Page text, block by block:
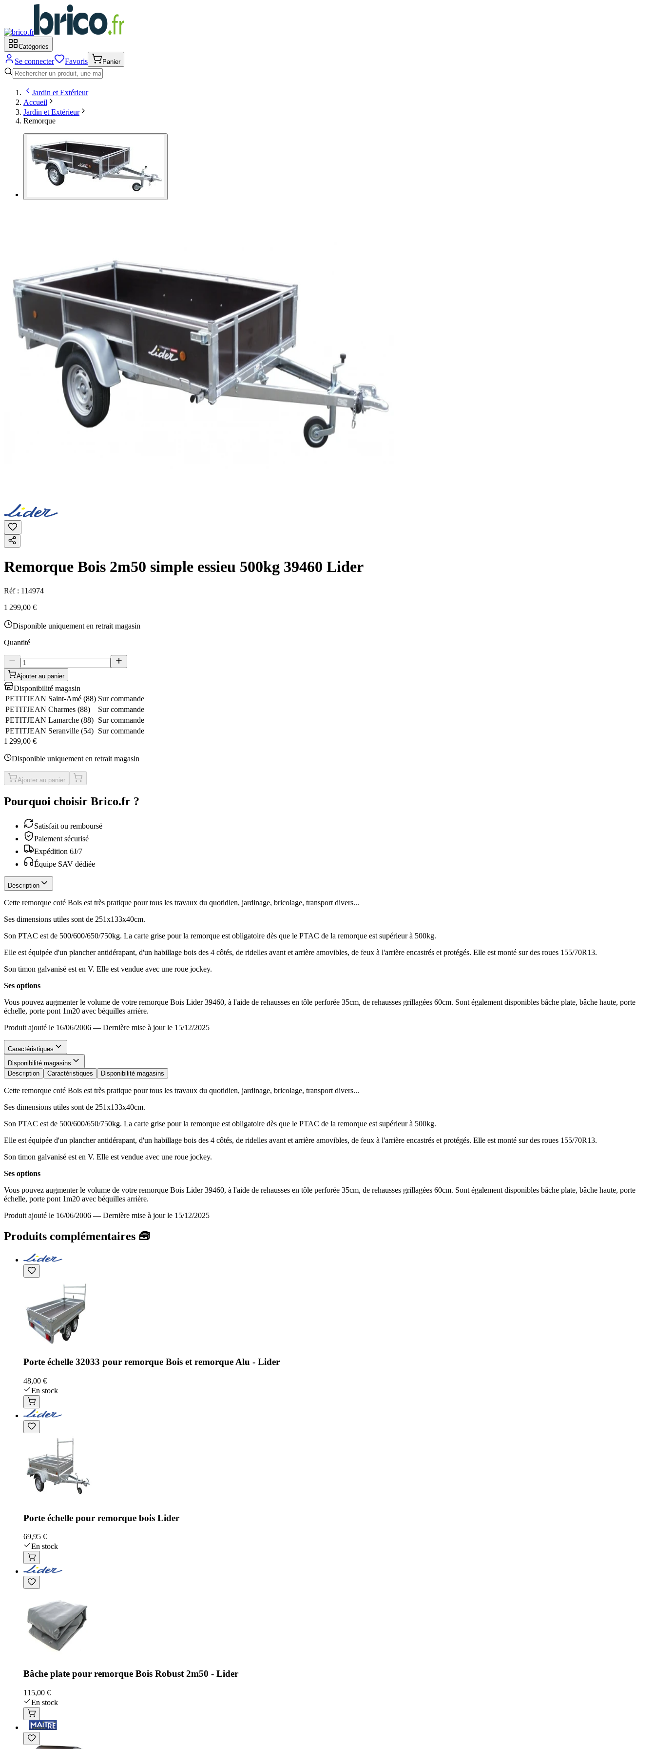
Catégories
Se connecter Favoris Panier
Jardin et Extérieur
Accueil
Jardin et Extérieur
Remorque
Remorque Bois 2m50 simple essieu 500kg 39460 Lider
Réf : 114974
1 299,00 €
Disponible uniquement en retrait magasin
Quantité
Ajouter au panier
Disponibilité magasin
PETITJEAN Saint-Amé (88) Sur commande
PETITJEAN Charmes (88)
Sur commande
PETITJEAN Lamarche (88) Sur commande
PETITJEAN Seranville (54) Sur commande
1 299,00 €
Disponible uniquement en retrait magasin
Ajouter au panier
Pourquoi choisir Brico.fr ?
Satisfait ou remboursé
Paiement sécurisé
Expédition 6J/7
Équipe SAV dédiée
Description
Cette remorque coté Bois est très pratique pour tous les travaux du quotidien, jardinage, bricolage, transport divers...
Ses dimensions utiles sont de 251x133x40cm.
Son PTAC est de 500/600/650/750kg. La carte grise pour la remorque est obligatoire dès que le PTAC de la remorque est supérieur à 500kg.
Elle est équipée d'un plancher antidérapant, d'un habillage bois des 4 côtés, de ridelles avant et arrière amovibles, de feux à l'arrière encastrés et protégés. Elle est monté sur des roues 155/70R13.
Son timon galvanisé est en V. Elle est vendue avec une roue jockey.
Ses options
Vous pouvez augmenter le volume de votre remorque Bois Lider 39460, à l'aide de rehausses en tôle perforée 35cm, de rehausses grillagées 60cm. Sont également disponibles bâche plate, bâche haute, porte
échelle, porte pont 1m20 avec béquilles arrière.
Produit ajouté le 16/06/2006 — Dernière mise à jour le 15/12/2025
Caractéristiques
Disponibilité magasins
Description
Caractéristiques Disponibilité magasins
Cette remorque coté Bois est très pratique pour tous les travaux du quotidien, jardinage, bricolage, transport divers...
Ses dimensions utiles sont de 251x133x40cm.
Son PTAC est de 500/600/650/750kg. La carte grise pour la remorque est obligatoire dès que le PTAC de la remorque est supérieur à 500kg.
Elle est équipée d'un plancher antidérapant, d'un habillage bois des 4 côtés, de ridelles avant et arrière amovibles, de feux à l'arrière encastrés et protégés. Elle est monté sur des roues 155/70R13.
Son timon galvanisé est en V. Elle est vendue avec une roue jockey.
Ses options
Vous pouvez augmenter le volume de votre remorque Bois Lider 39460, à l'aide de rehausses en tôle perforée 35cm, de rehausses grillagées 60cm. Sont également disponibles bâche plate, bâche haute, porte
échelle, porte pont 1m20 avec béquilles arrière.
Produit ajouté le 16/06/2006 — Dernière mise à jour le 15/12/2025
Produits complémentaires 🧰
Porte échelle 32033 pour remorque Bois et remorque Alu - Lider
48,00 €
En stock
Porte échelle pour remorque bois Lider
69,95 €
En stock
Bâche plate pour remorque Bois Robust 2m50 - Lider
115,00 €
En stock